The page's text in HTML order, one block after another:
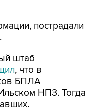
пострадали
штаб
, что в
БПЛА
НПЗ. Тогда